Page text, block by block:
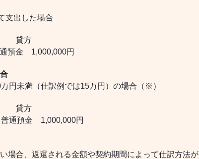
支出した場合
方
預金 1,000,000円
円未満（仕訳例では15万円）の場合（※）
方
預金 1,000,000円
場合、返還される金額や契約期間によって仕訳方法が